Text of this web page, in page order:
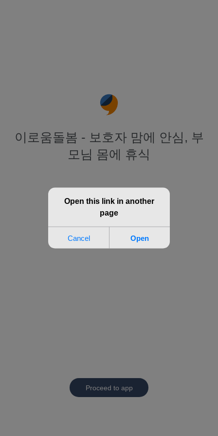
이로움돌봄 - 보호자 맘에 안심, 부
모님 몸에 휴식
Proceed to app